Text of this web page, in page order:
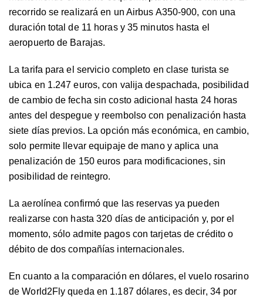
recorrido se realizará en un Airbus A350-900, con una
duración total de 11 horas y 35 minutos hasta el
aeropuerto de Barajas.
La tarifa para el servicio completo en clase turista se
ubica en 1.247 euros, con valija despachada, posibilidad
de cambio de fecha sin costo adicional hasta 24 horas
antes del despegue y reembolso con penalización hasta
siete días previos. La opción más económica, en cambio,
solo permite llevar equipaje de mano y aplica una
penalización de 150 euros para modificaciones, sin
posibilidad de reintegro.
La aerolínea confirmó que las reservas ya pueden
realizarse con hasta 320 días de anticipación y, por el
momento, sólo admite pagos con tarjetas de crédito o
débito de dos compañías internacionales.
En cuanto a la comparación en dólares, el vuelo rosarino
de World2Fly queda en 1.187 dólares, es decir, 34 por